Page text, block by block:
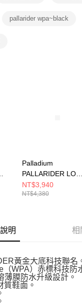
事先徵得法定代理人或監護
。
帳號或使用他人資訊註冊。
pallarider wpa~black
Palladium
PALLARIDER LO
WPA~STAR WHITE
女 休閒鞋 74344116
NT$3,940
NT$4,380
明 相
黃金大底科技聯名
（WPA）赤標科技防
薄膜防水升級設計。
質鞋面。